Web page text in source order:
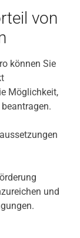
von
können Sie
Möglichkeit,
und